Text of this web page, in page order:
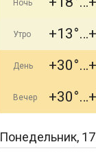
Ночь
Утро +13°
День +30°
Вечер +30°
Понедельник, 17